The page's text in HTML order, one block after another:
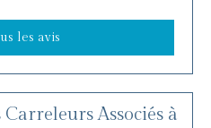
les avis
Associés à